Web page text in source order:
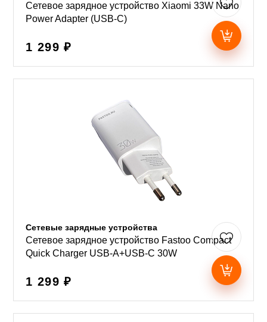
Сетевое зарядное устройство Xiaomi 33W Nano
Power Adapter (USB-C)
1 299 ₽
Сетевые зарядные устройства
Сетевое зарядное устройство Fastoo Compact
Quick Charger USB-A+USB-C 30W
1 299 ₽